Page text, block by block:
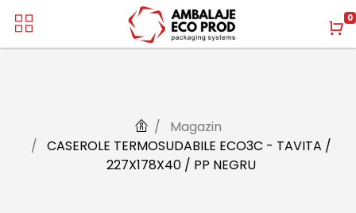
0
Magazin
CASEROLE TERMOSUDABILE ECO3C - TAVITA /
227X178X40 / PP NEGRU